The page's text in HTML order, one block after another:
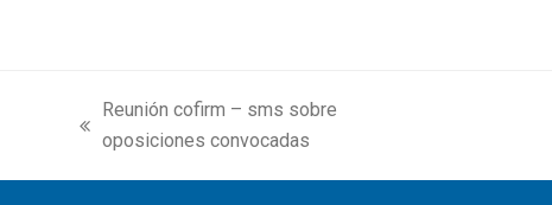
previous
Reunión cofirm – sms sobre
oposiciones convocadas